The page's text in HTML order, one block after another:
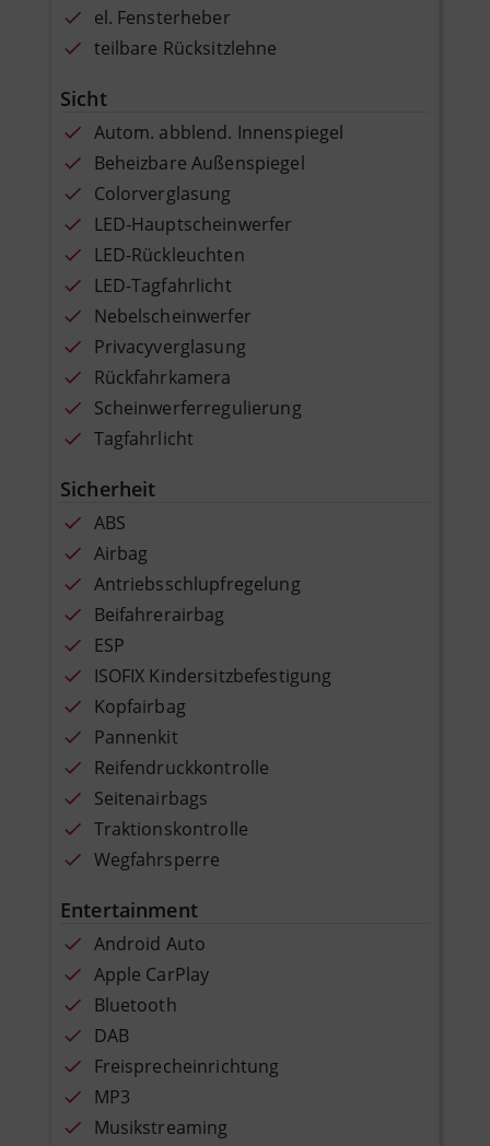
el. Fensterheber
teilbare Rücksitzlehne
Sicht
Autom. abblend. Innenspiegel
Beheizbare Außenspiegel
Colorverglasung
LED-Hauptscheinwerfer
LED-Rückleuchten
LED-Tagfahrlicht
Nebelscheinwerfer
Privacyverglasung
Rückfahrkamera
Scheinwerferregulierung
Tagfahrlicht
Sicherheit
ABS
Airbag
Antriebsschlupfregelung
Beifahrerairbag
ESP
ISOFIX Kindersitzbefestigung
Kopfairbag
Pannenkit
Reifendruckkontrolle
Seitenairbags
Traktionskontrolle
Wegfahrsperre
Entertainment
Android Auto
Apple CarPlay
Bluetooth
DAB
Freisprecheinrichtung
MP3
Musikstreaming